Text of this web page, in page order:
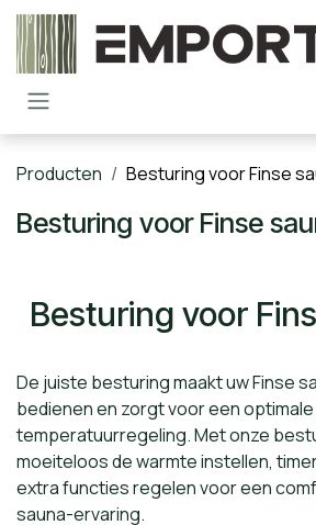
Overslaan naar inhoud
Producten Besturing voor Finse
Besturing voor Finse
Besturing voor
De juiste besturing maakt uw Finse
bedienen en zorgt voor een optimale
temperatuurregeling. Met onze
moeiteloos de warmte instellen,
extra functies regelen voor een
sauna-ervaring.